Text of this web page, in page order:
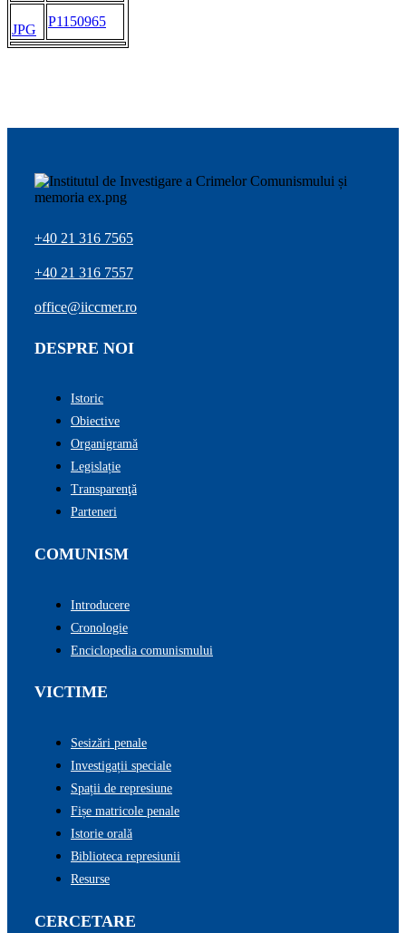
JPG
P1150965
+40 21 316 7565
+40 21 316 7557
office@iiccmer.ro
DESPRE NOI
Istoric
Obiective
Organigramă
Legislație
Transparenţă
Parteneri
COMUNISM
Introducere
Cronologie
Enciclopedia comunismului
VICTIME
Sesizări penale
Investigații speciale
Spații de represiune
Fișe matricole penale
Istorie orală
Biblioteca represiunii
Resurse
CERCETARE